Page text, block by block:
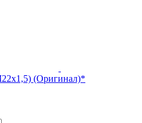
(Оригинал)*